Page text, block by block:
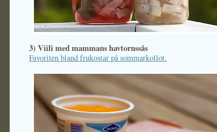
3) Viili med mammans havtornssås
Favoriten bland frukostar på sommarkollot.